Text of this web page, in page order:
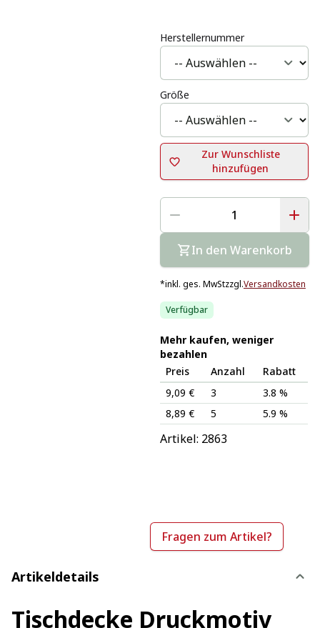
Herstellernummer
Größe
Zur Wunschliste
hinzufügen
In den Warenkorb
*inkl. ges. MwStzzgl.Versandkosten
Verfügbar
Mehr kaufen, weniger
bezahlen
Preis
Anzahl
Rabatt
9,09 €
3
3.8 %
8,89 €
5 5.9 %
Artikel: 2863
Fragen zum Artikel?
Artikeldetails
Tischdecke Druckmotiv